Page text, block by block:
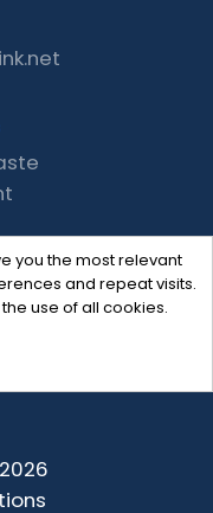
you the most relevant
and repeat visits.
use of all cookies.